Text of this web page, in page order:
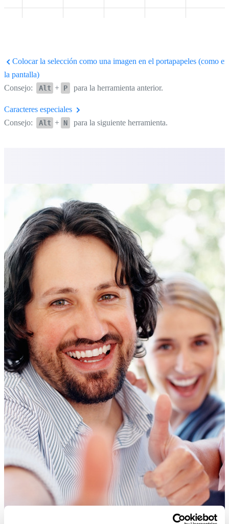
Colocar la selección como una imagen en el portapapeles (como en
la pantalla)
Consejo:
Alt + P para la herramienta anterior.
Caracteres especiales
Consejo:
Alt + N para la siguiente herramienta.